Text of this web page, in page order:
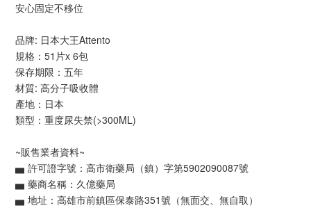
安心固定不移位
品牌: 日本大王Attento
規格：51片x 6包
保存期限：五年
材質: 高分子吸收體
產地：日本
類型：重度尿失禁(>300ML)
~販售業者資料~
▅ 許可證字號：高市衛藥局（鎮）字第5902090087號
▅ 藥商名稱：久億藥局
▅ 地址：高雄市前鎮區保泰路351號（無面交、無自取）